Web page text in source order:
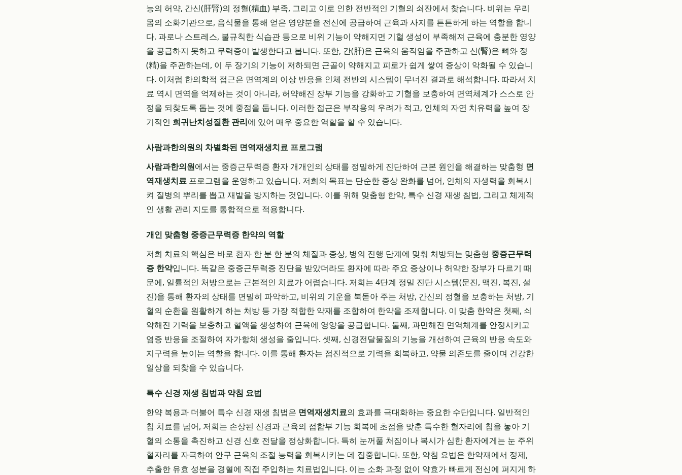
능의 허약, 간신(肝腎)의 정혈(精血) 부족, 그리고 이로 인한 전반적인 기혈의 쇠잔에서 찾습니다. 비위는 우리
몸의 소화기관으로, 음식물을 통해 얻은 영양분을 전신에 공급하여 근육과 사지를 튼튼하게 하는 역할을 합니
다. 과로나 스트레스, 불규칙한 식습관 등으로 비위 기능이 약해지면 기혈 생성이 부족해져 근육에 충분한 영양
을 공급하지 못하고 무력증이 발생한다고 봅니다. 또한, 간(肝)은 근육의 움직임을 주관하고 신(腎)은 뼈와 정
(精)을 주관하는데, 이 두 장기의 기능이 저하되면 근골이 약해지고 피로가 쉽게 쌓여 증상이 악화될 수 있습니
다. 이처럼 한의학적 접근은 면역계의 이상 반응을 인체 전반의 시스템이 무너진 결과로 해석합니다. 따라서 치
료 역시 면역을 억제하는 것이 아니라, 허약해진 장부 기능을 강화하고 기혈을 보충하여 면역체계가 스스로 안
정을 되찾도록 돕는 것에 중점을 둡니다. 이러한 접근은 부작용의 우려가 적고, 인체의 자연 치유력을 높여 장
기적인 희귀난치성질환 관리에 있어 매우 중요한 역할을 할 수 있습니다.
사람과한의원의 차별화된 면역재생치료 프로그램
사람과한의원에서는 중증근무력증 환자 개개인의 상태를 정밀하게 진단하여 근본 원인을 해결하는 맞춤형 면
역재생치료 프로그램을 운영하고 있습니다. 저희의 목표는 단순한 증상 완화를 넘어, 인체의 자생력을 회복시
켜 질병의 뿌리를 뽑고 재발을 방지하는 것입니다. 이를 위해 맞춤형 한약, 특수 신경 재생 침법, 그리고 체계적
인 생활 관리 지도를 통합적으로 적용합니다.
개인 맞춤형 중증근무력증 한약의 역할
저희 치료의 핵심은 바로 환자 한 분 한 분의 체질과 증상, 병의 진행 단계에 맞춰 처방되는 맞춤형 중증근무력
증 한약입니다. 똑같은 중증근무력증 진단을 받았더라도 환자에 따라 주요 증상이나 허약한 장부가 다르기 때
문에, 일률적인 처방으로는 근본적인 치료가 어렵습니다. 저희는 4단계 정밀 진단 시스템(문진, 맥진, 복진, 설
진)을 통해 환자의 상태를 면밀히 파악하고, 비위의 기운을 북돋아 주는 처방, 간신의 정혈을 보충하는 처방, 기
혈의 순환을 원활하게 하는 처방 등 가장 적합한 약재를 조합하여 한약을 조제합니다. 이 맞춤 한약은 첫째, 쇠
약해진 기력을 보충하고 혈액을 생성하여 근육에 영양을 공급합니다. 둘째, 과민해진 면역체계를 안정시키고
염증 반응을 조절하여 자가항체 생성을 줄입니다. 셋째, 신경전달물질의 기능을 개선하여 근육의 반응 속도와
지구력을 높이는 역할을 합니다. 이를 통해 환자는 점진적으로 기력을 회복하고, 약물 의존도를 줄이며 건강한
일상을 되찾을 수 있습니다.
특수 신경 재생 침법과 약침 요법
한약 복용과 더불어 특수 신경 재생 침법은 면역재생치료의 효과를 극대화하는 중요한 수단입니다. 일반적인
침 치료를 넘어, 저희는 손상된 신경과 근육의 접합부 기능 회복에 초점을 맞춘 특수한 혈자리에 침을 놓아 기
혈의 소통을 촉진하고 신경 신호 전달을 정상화합니다. 특히 눈꺼풀 처짐이나 복시가 심한 환자에게는 눈 주위
혈자리를 자극하여 안구 근육의 조절 능력을 회복시키는 데 집중합니다. 또한, 약침 요법은 한약재에서 정제,
추출한 유효 성분을 경혈에 직접 주입하는 치료법입니다. 이는 소화 과정 없이 약효가 빠르게 전신에 퍼지게 하